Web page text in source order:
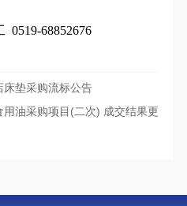
0519-68852676
床垫采购流标公告
油采购项目(二次) 成交结果更